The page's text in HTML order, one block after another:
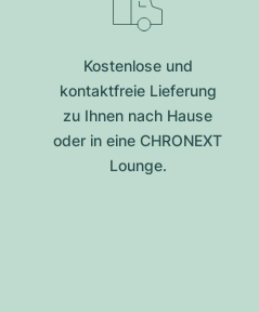
Kostenlose und
kontaktfreie Lieferung
zu Ihnen nach Hause
oder in eine CHRONEXT
Lounge.